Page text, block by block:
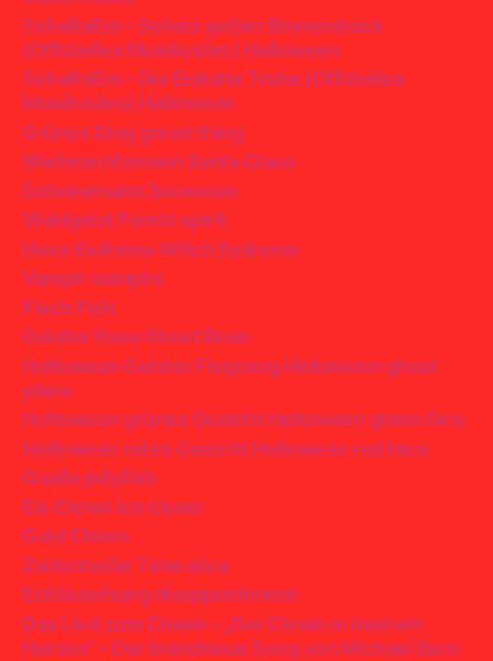
SchaRaEm – Scharz gelber Bienenstock
(Offizielles Musikvideo) Halloween
SchaRaEm – Die Eiskalte Truhe (Offizielles
Musikvideo) Halloween
Grünes Ding green thing
Weihnachtsmann Santa Claus
Schneemann Snowman
Waldgeist Forest spirit
Hexe Exdreme Witch Exdreme
Vampir vampire
Fisch Fish
Geister Rose Ghost Rose
Helloween Geister Flugzeug Helloween ghost
plane
Helloween grünes Gesicht Helloween green face
Helloween rotes Gesicht Helloween red face
Qualle jellyfish
Eis Clown Ice clown
Gold Clown
Zeitscheibe Time slice
Enttäuschung disappointment
Das Lied zum Clown – „Der Clown in meinem
Herzen“ – Der brandneue Song von Michael Bern